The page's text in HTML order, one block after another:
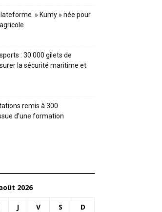
» Kumy » née pour
: 30.000 gilets de
la sécurité maritime et
remis à 300
d’une formation
2026
J V S D